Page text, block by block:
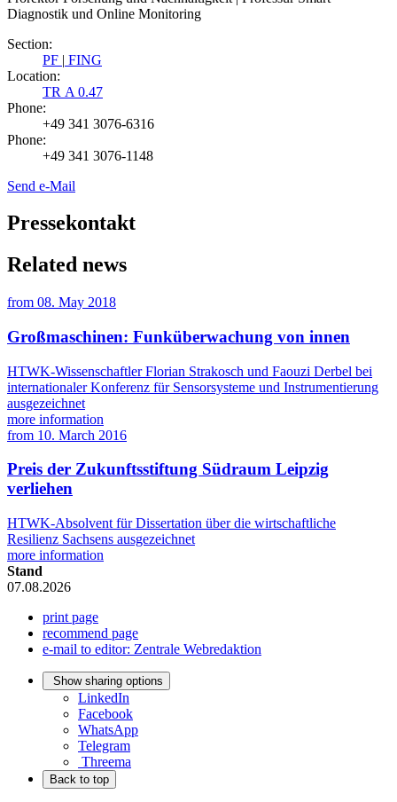
Diagnostik und Online Monitoring
Section:
PF | FING
Location:
TR A 0.47
Phone:
+49 341 3076-6316
Phone:
+49 341 3076-1148
Send e-Mail
Pressekontakt
Related news
from 08. May 2018
Großmaschinen: Funküberwachung von innen
HTWK-Wissenschaftler Florian Strakosch und Faouzi Derbel bei
internationaler Konferenz für Sensorsysteme und Instrumentierung
ausgezeichnet
more information
from 10. March 2016
Preis der Zukunftsstiftung Südraum Leipzig
verliehen
HTWK-Absolvent für Dissertation über die wirtschaftliche
Resilienz Sachsens ausgezeichnet
more information
Stand
07.08.2026
print page
recommend page
e-mail to editor: Zentrale Webredaktion
Show sharing options
LinkedIn
Facebook
WhatsApp
Telegram
Threema
Back to top